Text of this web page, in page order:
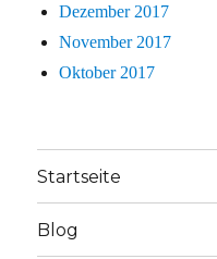
Dezember 2017
November 2017
Oktober 2017
Startseite
Blog